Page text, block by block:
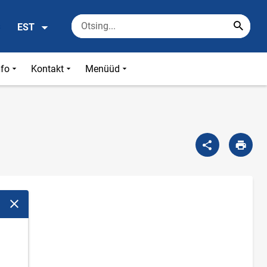
EST
Kontakt Menüüd
Sulge modaalaken